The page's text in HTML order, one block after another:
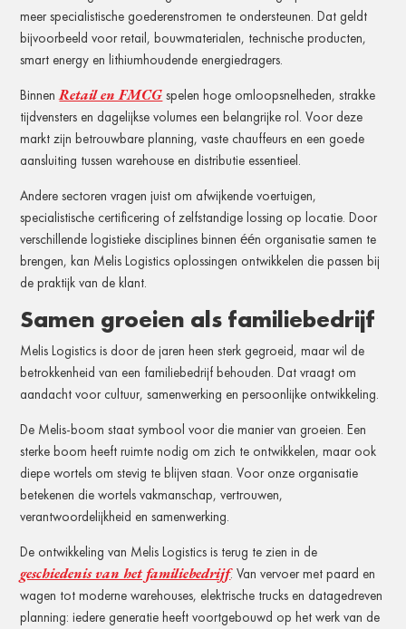
meer specialistische goederenstromen te ondersteunen. Dat geldt
bijvoorbeeld voor retail, bouwmaterialen, technische producten,
smart energy en lithiumhoudende energiedragers.
BinnenRetail en FMCG spelen hoge omloopsnelheden, strakke
tijdvensters en dagelijkse volumes een belangrijke rol. Voor deze
markt zijn betrouwbare planning, vaste chauffeurs en een goede
aansluiting tussen warehouse en distributie essentieel.
Andere sectoren vragen juist om afwijkende voertuigen,
specialistische certificering of zelfstandige lossing op locatie. Door
verschillende logistieke disciplines binnen één organisatie samen te
brengen, kan Melis Logistics oplossingen ontwikkelen die passen bij
de praktijk van de klant.
Samen groeien als familiebedrijf
Melis Logistics is door de jaren heen sterk gegroeid, maar wil de
betrokkenheid van een familiebedrijf behouden. Dat vraagt om
aandacht voor cultuur, samenwerking en persoonlijke ontwikkeling.
De Melis-boom staat symbool voor die manier van groeien. Een
sterke boom heeft ruimte nodig om zich te ontwikkelen, maar ook
diepe wortels om stevig te blijven staan. Voor onze organisatie
betekenen die wortels vakmanschap, vertrouwen,
verantwoordelijkheid en samenwerking.
De ontwikkeling van Melis Logistics is terug te zien in de
geschiedenis van het familiebedrijf. Van vervoer met paard en
wagen tot moderne warehouses, elektrische trucks en datagedreven
planning: iedere generatie heeft voortgebouwd op het werk van de